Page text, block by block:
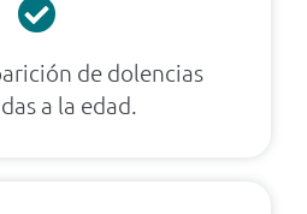
de dolencias
a la edad.